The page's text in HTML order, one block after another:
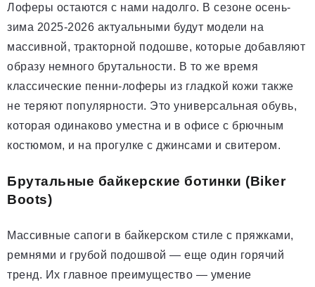
Лоферы остаются с нами надолго. В сезоне осень-
зима 2025-2026 актуальными будут модели на
массивной, тракторной подошве, которые добавляют
образу немного брутальности. В то же время
классические пенни-лоферы из гладкой кожи также
не теряют популярности. Это универсальная обувь,
которая одинаково уместна и в офисе с брючным
костюмом, и на прогулке с джинсами и свитером.
Брутальные байкерские ботинки (Biker
Boots)
Массивные сапоги в байкерском стиле с пряжками,
ремнями и грубой подошвой — еще один горячий
тренд. Их главное преимущество — умение